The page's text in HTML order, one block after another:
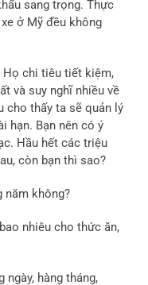
sang trọng. Thực
ở Mỹ đều không
chi tiêu tiết kiệm,
và suy nghĩ nhiều về
cho thấy ta sẽ quản lý
hạn. Bạn nên có ý
Hầu hết các triệu
còn bạn thì sao?
năm không?
nhiêu cho thức ăn,
hàng tháng,